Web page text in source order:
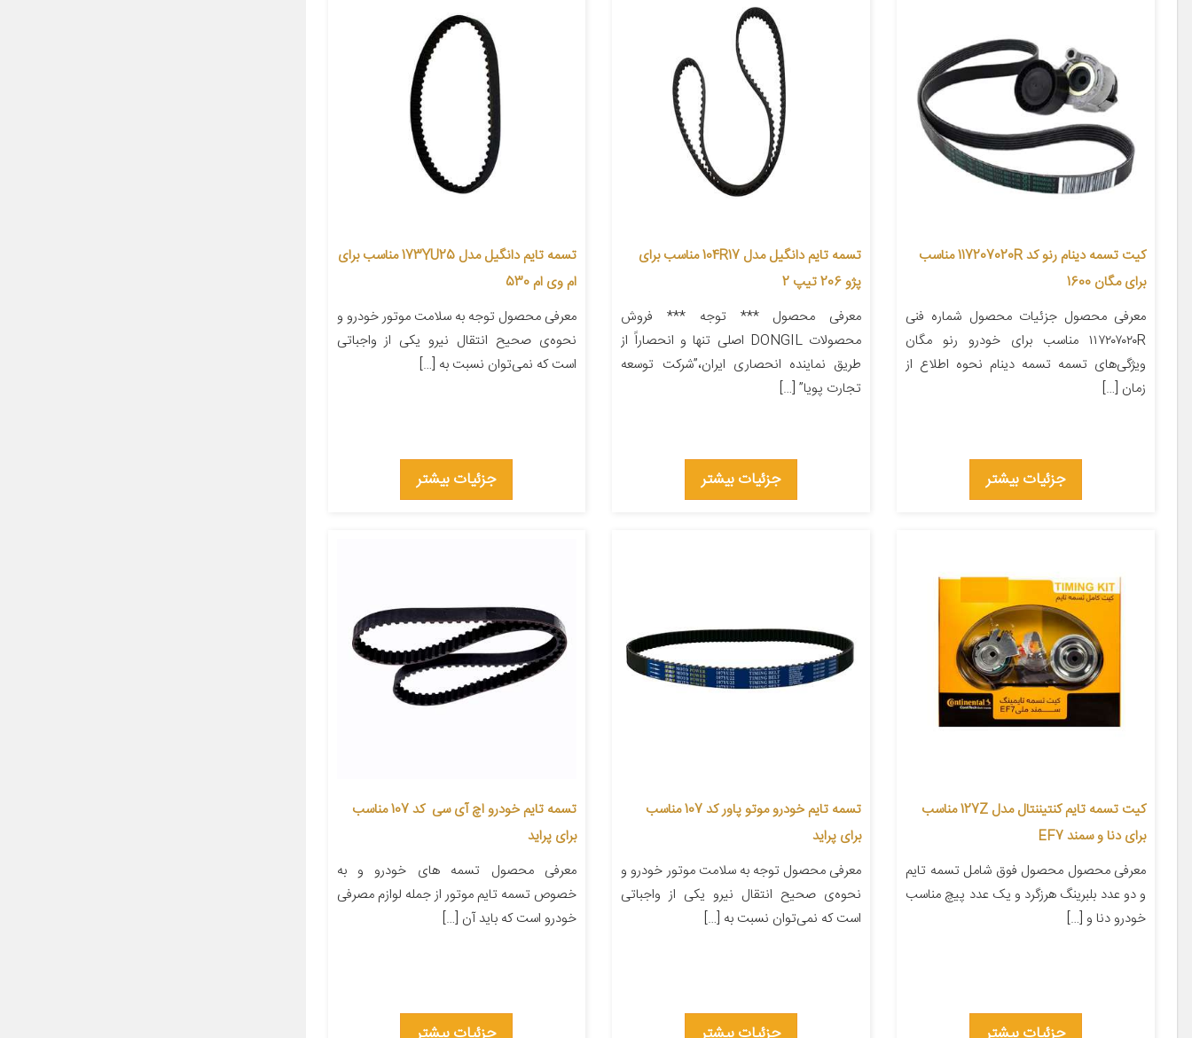
کیت تسمه دینام رنو کد 117207020R مناسب
برای مگان 1600
معرفی محصول جزئیات محصول شماره فنی
۱۱۷۲۰۷۰۲۰R مناسب برای خودرو رنو مگان
ویژگی‌های تسمه تسمه دینام نحوه اطلاع از
زمان […]
جزئیات بیشتر
تسمه تایم دانگیل مدل 104R17 مناسب برای
پژو 206 تیپ 2
معرفی محصول *** توجه *** فروش
محصولات DONGIL اصلی تنها و انحصاراً از
طریق نماینده انحصاری ایران،”شرکت توسعه
تجارت پویا” […]
جزئیات بیشتر
تسمه تایم دانگیل مدل 173YU25 مناسب برای
ام وی ام 530
معرفی محصول توجه به سلامت موتور خودرو و
نحوه‌ی صحیح انتقال نیرو یکی از واجباتی
است که نمی‌توان نسبت به […]
جزئیات بیشتر
کیت تسمه تایم کنتیننتال مدل 127Z مناسب
برای دنا و سمند EF7
معرفی محصول محصول فوق شامل تسمه تایم
و دو عدد بلبرینگ هرزگرد و یک عدد پیچ مناسب
خودرو دنا و […]
تسمه تایم خودرو موتو پاور کد 107 مناسب
برای پراید
معرفی محصول توجه به سلامت موتور خودرو و
نحوه‌ی صحیح انتقال نیرو یکی از واجباتی
است که نمی‌توان نسبت به […]
تسمه تایم خودرو اچ آی سی کد 107 مناسب
برای پراید
معرفی محصول تسمه های خودرو و به
خصوص تسمه تایم موتور از جمله لوازم مصرفی
خودرو است که باید آن […]